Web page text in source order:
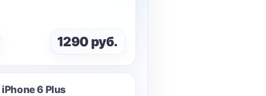
1290 руб.
iPhone 6 Plus